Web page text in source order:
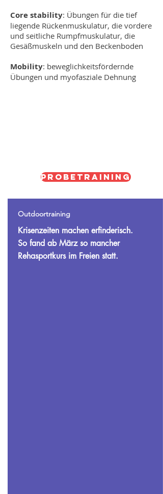
Core stability: Übungen für die tief
liegende Rückenmuskulatur, die vordere
und seitliche Rumpfmuskulatur, die
Gesäßmuskeln und den Beckenboden
Mobility: beweglichkeitsfördernde
Übungen und myofasziale Dehnung
Probetraining
Outdoortraining
Krisenzeiten machen erfinderisch.
So fand ab März so mancher
Rehasportkurs im Freien statt.